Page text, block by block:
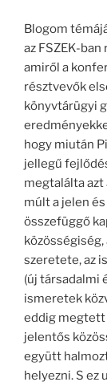
Blogom
az FSZEK-
amiről a
résztvevők
könyvtárügyi
hogy miután
jellegű
megtalálta
múlt a jelen
összefüggő
közösségiség,
szeretete, az
(új társadalmi
ismeretek
eddig megtett
jelentős
együtt
helyezni. S ez